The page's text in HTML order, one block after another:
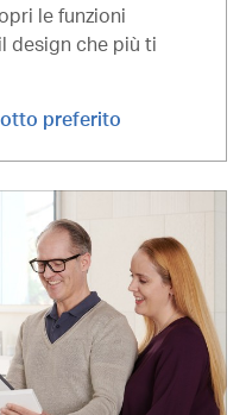
le funzioni
design che più ti
preferito